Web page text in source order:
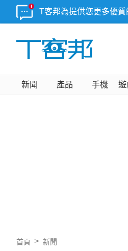
T客邦為提供您更多優
新聞 產品 手機 遊
首頁 新聞